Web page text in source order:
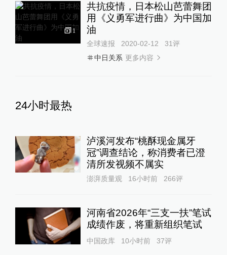
1
共抗疫情，日本松山芭蕾舞团
用《义勇军进行曲》为中国加
油
全球速报 2020-02-12 31评
中日关系 更多内容
24小时最热
泸溪河发布“桃酥现金属牙
冠”调查结论，称消费者已澄
清所发视频不属实
澎湃质量观 16小时前 266评
河南省2026年“三支一扶”笔试
成绩作废，将重新组织笔试
中国政库 10小时前 37评